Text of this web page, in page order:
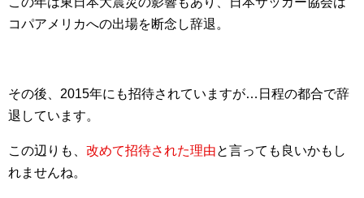
コパアメリカへの出場を断念し辞退。
その後、2015年にも招待されていますが…日程の都合で辞
退しています。
この辺りも、 改めて招待された理由と言っても良いかもし
れませんね。